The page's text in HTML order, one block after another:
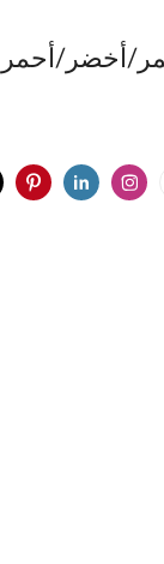
أخضر/أحمر